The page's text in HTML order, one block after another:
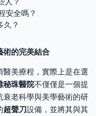
安全嗎？
久？
術的完美結合
美療程，實際上是在選
秘珠醫院不僅僅是一個提
老科學與美學藝術的研
超聲刀設備，並將其與其